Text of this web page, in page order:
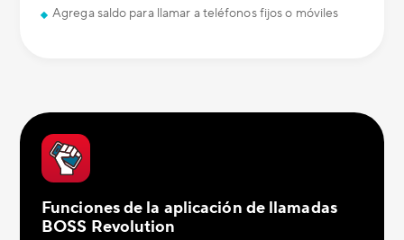
Agrega saldo para llamar a teléfonos fijos o móviles
Funciones de la aplicación de llamadas
BOSS Revolution